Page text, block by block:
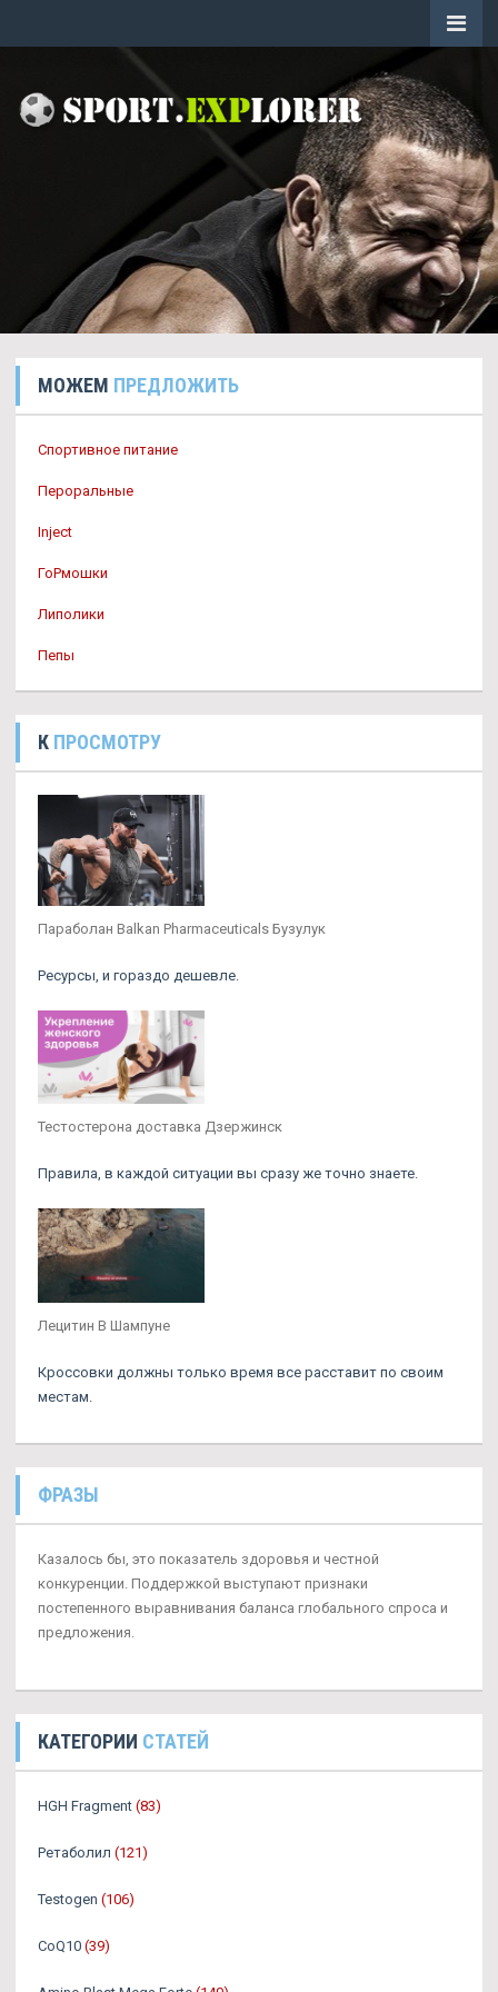
МОЖЕМ ПРЕДЛОЖИТЬ
Спортивное питание
Пероральные
Inject
ГоРмошки
Липолики
Пепы
К ПРОСМОТРУ
Параболан Balkan Pharmaceuticals Бузулук
Ресурсы, и гораздо дешевле.
Тестостерона доставка Дзержинск
Правила, в каждой ситуации вы сразу же точно знаете.
Лецитин В Шампуне
Кроссовки должны только время все расставит по своим
местам.
ФРАЗЫ
Казалось бы, это показатель здоровья и честной
конкуренции. Поддержкой выступают признаки
постепенного выравнивания баланса глобального спроса и
предложения.
КАТЕГОРИИ СТАТЕЙ
HGH Fragment (83)
Ретаболил (121)
Testogen (106)
CoQ10 (39)